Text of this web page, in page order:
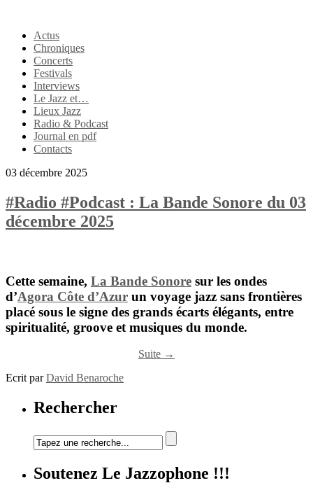
Actus
Chroniques
Concerts
Festivals
Interviews
Le Jazz et…
Lieux Jazz
Radio & Podcast
Journal en pdf
Contacts
03 décembre 2025
#Radio #Podcast : La Bande Sonore du 03
décembre 2025
Cette semaine, La Bande Sonore sur les ondes
d’Agora Côte d’Azur un voyage jazz sans frontières
placé sous le signe des grands écarts élégants, entre
spiritualité, groove et musiques du monde.
Suite →
Ecrit parDavid Benaroche
Rechercher
Soutenez Le Jazzophone !!!